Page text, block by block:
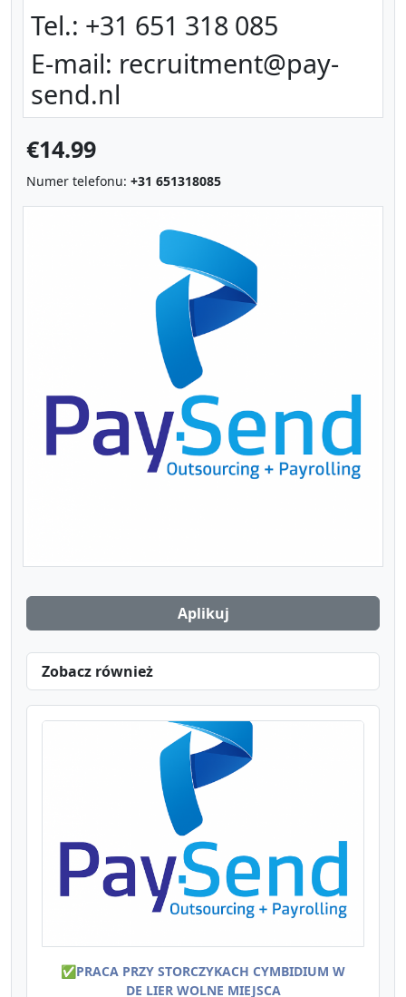
Tel.: +31 651 318 085
E-mail: recruitment@pay-
send.nl
€14.99
Numer telefonu: +31 651318085
Aplikuj
Zobacz również
✅PRACA PRZY STORCZYKACH CYMBIDIUM W
DE LIER WOLNE MIEJSCA